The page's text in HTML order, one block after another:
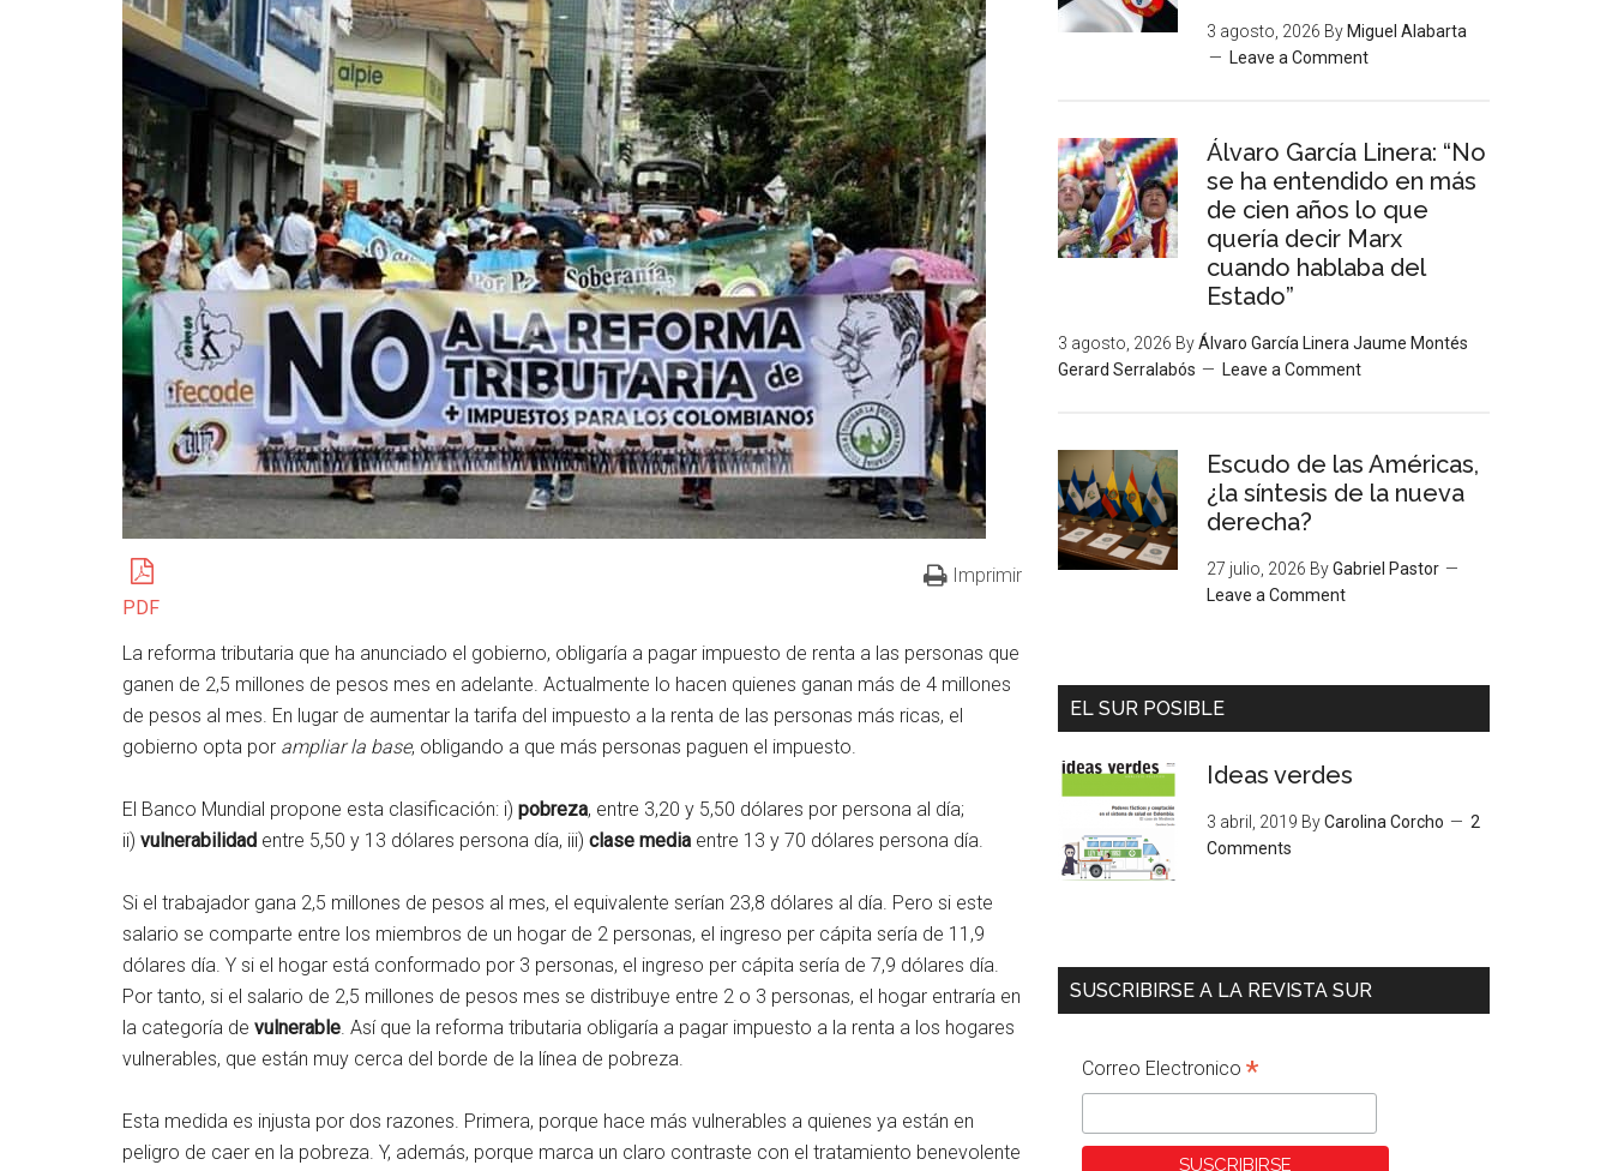
PDF
Imprimir
La reforma tributaria que ha anunciado el gobierno, obligaría a pagar impuesto de renta a las personas que
ganen de 2,5 millones de pesos mes en adelante. Actualmente lo hacen quienes ganan más de 4 millones
de pesos al mes. En lugar de aumentar la tarifa del impuesto a la renta de las personas más ricas, el
gobierno opta por ampliar la base, obligando a que más personas paguen el impuesto.
El Banco Mundial propone esta clasificación: i) pobreza, entre 3,20 y 5,50 dólares por persona al día;
ii) vulnerabilidad entre 5,50 y 13 dólares persona día, iii) clase media entre 13 y 70 dólares persona día.
Si el trabajador gana 2,5 millones de pesos al mes, el equivalente serían 23,8 dólares al día. Pero si este
salario se comparte entre los miembros de un hogar de 2 personas, el ingreso per cápita sería de 11,9
dólares día. Y si el hogar está conformado por 3 personas, el ingreso per cápita sería de 7,9 dólares día.
Por tanto, si el salario de 2,5 millones de pesos mes se distribuye entre 2 o 3 personas, el hogar entraría en
la categoría de vulnerable. Así que la reforma tributaria obligaría a pagar impuesto a la renta a los hogares
vulnerables, que están muy cerca del borde de la línea de pobreza.
Esta medida es injusta por dos razones. Primera, porque hace más vulnerables a quienes ya están en
peligro de caer en la pobreza. Y, además, porque marca un claro contraste con el tratamiento benevolente
3 agosto, 2026 By Miguel Alabarta
Leave a Comment
Álvaro García Linera: “No
se ha entendido en más
de cien años lo que
quería decir Marx
cuando hablaba del
Estado”
3 agosto, 2026 ByÁlvaro García Linera Jaume Montés
Gerard Serralabós
Leave a Comment
Escudo de las Américas,
¿la síntesis de la nueva
derecha?
27 julio, 2026 ByGabriel Pastor
Leave a Comment
EL SUR POSIBLE
Ideas verdes
3 abril, 2019 ByCarolina Corcho
2
Comments
SUSCRIBIRSE A LA REVISTA SUR
Correo Electronico *